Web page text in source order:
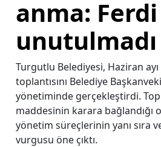
anma:
unutulmadı
Turgutlu Belediyesi, Haziran
toplantısını Belediye
yönetiminde gerçekleştirdi.
maddesinin karara bağlandığı
yönetim süreçlerinin yanı sıra
vurgusu öne çıktı.